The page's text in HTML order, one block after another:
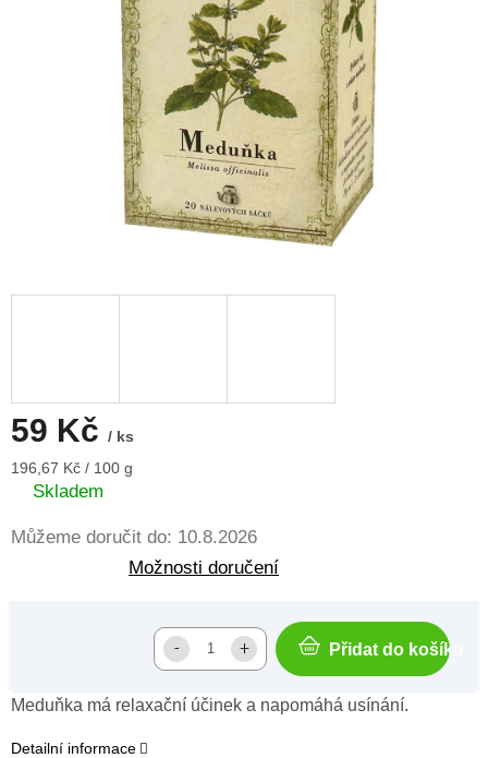
59 Kč / ks
Měrná
cena:
196,67 Kč / 100 g
Skladem
Můžeme doručit do: 10.8.2026
Možnosti doručení
Přidat do košíku
Meduňka má relaxační účinek a napomáhá usínání.
Detailní informace